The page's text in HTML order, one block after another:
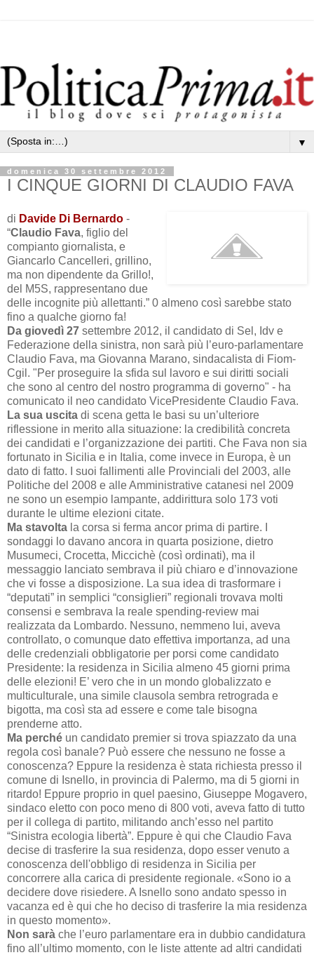
▼
domenica 30 settembre 2012
I CINQUE GIORNI DI CLAUDIO FAVA
di Davide Di Bernardo -
“Claudio Fava, figlio del
compianto giornalista, e
Giancarlo Cancelleri, grillino,
ma non dipendente da Grillo!,
del M5S, rappresentano due
delle incognite più allettanti.” 0 almeno così sarebbe stato
fino a qualche giorno fa!
Da giovedì 27 settembre 2012, il candidato di Sel, Idv e
Federazione della sinistra, non sarà più l’euro-parlamentare
Claudio Fava, ma Giovanna Marano, sindacalista di Fiom-
Cgil. "Per proseguire la sfida sul lavoro e sui diritti sociali
che sono al centro del nostro programma di governo" - ha
comunicato il neo candidato VicePresidente Claudio Fava.
La sua uscita di scena getta le basi su un’ulteriore
riflessione in merito alla situazione: la credibilità concreta
dei candidati e l’organizzazione dei partiti. Che Fava non sia
fortunato in Sicilia e in Italia, come invece in Europa, è un
dato di fatto. I suoi fallimenti alle Provinciali del 2003, alle
Politiche del 2008 e alle Amministrative catanesi nel 2009
ne sono un esempio lampante, addirittura solo 173 voti
durante le ultime elezioni citate.
Ma stavolta la corsa si ferma ancor prima di partire. I
sondaggi lo davano ancora in quarta posizione, dietro
Musumeci, Crocetta, Miccichè (così ordinati), ma il
messaggio lanciato sembrava il più chiaro e d’innovazione
che vi fosse a disposizione. La sua idea di trasformare i
“deputati” in semplici “consiglieri” regionali trovava molti
consensi e sembrava la reale spending-review mai
realizzata da Lombardo. Nessuno, nemmeno lui, aveva
controllato, o comunque dato effettiva importanza, ad una
delle credenziali obbligatorie per porsi come candidato
Presidente: la residenza in Sicilia almeno 45 giorni prima
delle elezioni! E’ vero che in un mondo globalizzato e
multiculturale, una simile clausola sembra retrograda e
bigotta, ma così sta ad essere e come tale bisogna
prenderne atto.
Ma perché un candidato premier si trova spiazzato da una
regola così banale? Può essere che nessuno ne fosse a
conoscenza? Eppure la residenza è stata richiesta presso il
comune di Isnello, in provincia di Palermo, ma di 5 giorni in
ritardo! Eppure proprio in quel paesino, Giuseppe Mogavero,
sindaco eletto con poco meno di 800 voti, aveva fatto di tutto
per il collega di partito, militando anch’esso nel partito
“Sinistra ecologia libertà”. Eppure è qui che Claudio Fava
decise di trasferire la sua residenza, dopo esser venuto a
conoscenza dell'obbligo di residenza in Sicilia per
concorrere alla carica di presidente regionale. «Sono io a
decidere dove risiedere. A Isnello sono andato spesso in
vacanza ed è qui che ho deciso di trasferire la mia residenza
in questo momento».
Non sarà che l’euro parlamentare era in dubbio candidatura
fino all’ultimo momento, con le liste attente ad altri candidati